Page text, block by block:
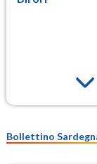
Bollettino